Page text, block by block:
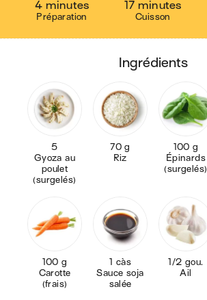
4 minutes
Préparation
17 minutes
Cuisson
ingrédients
5
Gyoza au
poulet
(surgelés)
70 g
Riz
100 g
Épinards
(surgelés)
100 g
Carotte
(frais)
1 càs
Sauce soja
salée
1/2 gou.
Ail